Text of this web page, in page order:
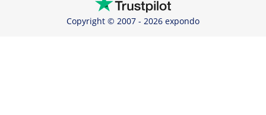
Copyright © 2007 - 2026 expondo